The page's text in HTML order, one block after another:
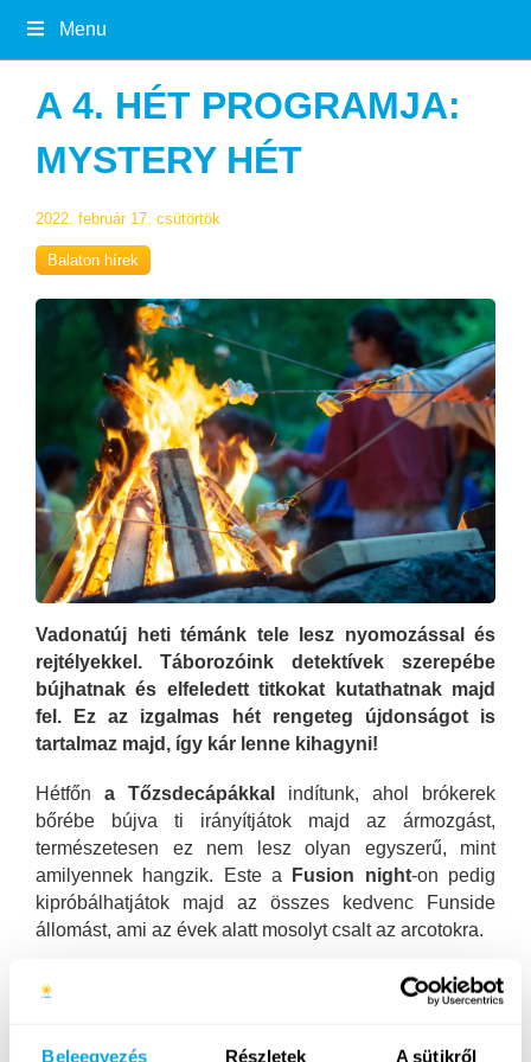
Beleegyezés Részletek A sütikről
Menu
A 4. HÉT PROGRAMJA:
MYSTERY HÉT
2022. február 17. csütörtök
Balaton hírek
Vadonatúj heti témánk tele lesz nyomozással és
rejtélyekkel. Táborozóink detektívek szerepébe
bújhatnak és elfeledett titkokat kutathatnak majd
fel. Ez az izgalmas hét rengeteg újdonságot is
tartalmaz majd, így kár lenne kihagyni!
Hétfőn a Tőzsdecápákkal
indítunk, ahol brókerek
bőrébe bújva ti irányítjátok majd az ármozgást,
természetesen ez nem lesz olyan egyszerű, mint
amilyennek hangzik. Este a
Fusion night-on pedig
kipróbálhatjátok majd az összes kedvenc Funside
állomást, ami az évek alatt mosolyt csalt az arcotokra.
Kedden az egész nap a heti téma körül fog forogni:
ahol legjobb nyomozó